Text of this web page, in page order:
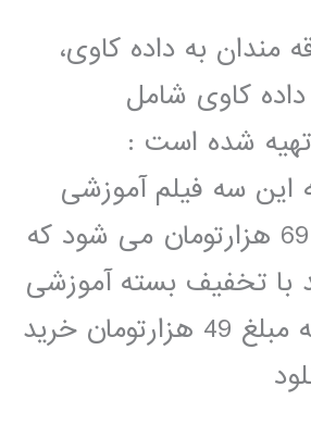
مندان به داده کاوی،
کاوی شامل
تهیه شده است :
این سه فیلم آموزشی
بدون تخفیف 69 هزارتومان می شود که
با تخفیف بسته آموزشی
داده کاوی را به مبلغ 49 هزارتومان خرید